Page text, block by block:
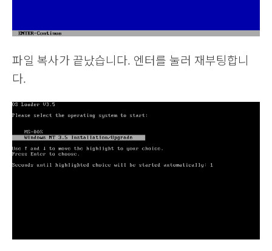
파일 복사가 끝났습니다. 엔터를 눌러 재부팅합니
다.